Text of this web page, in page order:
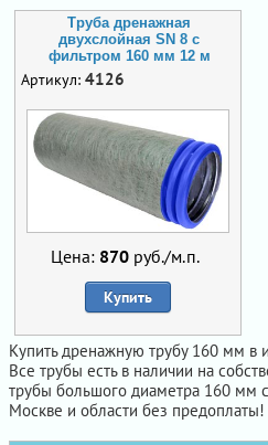
Труба дренажная
двухслойная SN 8 с
фильтром 160 мм 12 м
Артикул: 4126
Цена: 870 руб./м.п.
Купить
Купить дренажную трубу 160 мм в
Все трубы есть в наличии на
трубы большого диаметра 160 мм
Москве и области без предоплаты!